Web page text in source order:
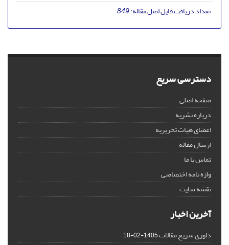
تعداد دریافت فایل اصل مقاله:849
دسترسی سریع
صفحه اصلی
درباره نشریه
اعضای هیات تحریریه
ارسال مقاله
تماس با ما
واژه نامه اختصاصی
نقشه سایت
آخرین اخبار
داوری سریع مقالات1405-02-18